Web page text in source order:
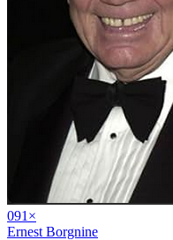
091 ×
Ernest Borgnine